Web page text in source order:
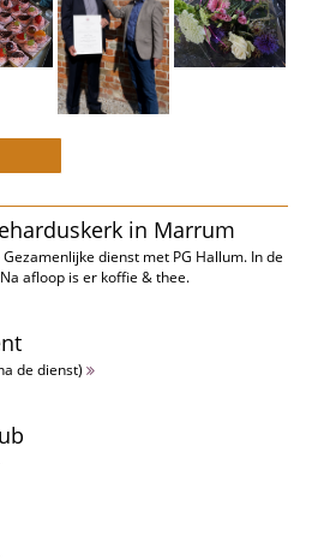
in Marrum
Gezamenlijke dienst met PG Hallum. In de
afloop is er koffie & thee.
de dienst)